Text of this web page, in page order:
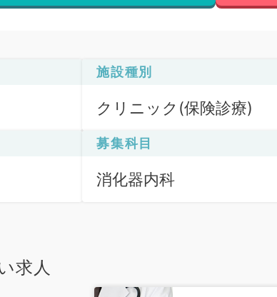
施設種別
クリニック(保険診療)
募集科目
消化器内科
求人